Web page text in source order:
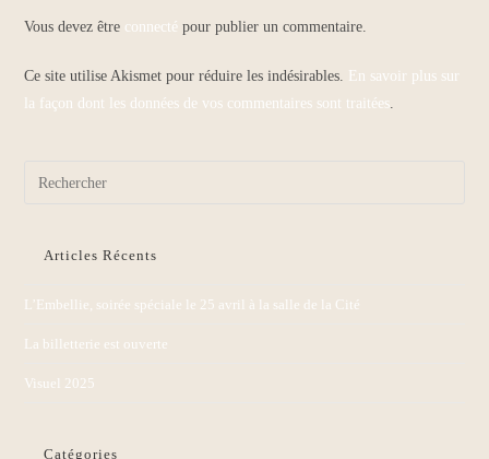
Vous devez être connecté pour publier un commentaire.
Ce site utilise Akismet pour réduire les indésirables.
En savoir plus sur
la façon dont les données de vos commentaires sont traitées.
Articles Récents
L’Embellie, soirée spéciale le 25 avril à la salle de la Cité
La billetterie est ouverte
Visuel 2025
Catégories